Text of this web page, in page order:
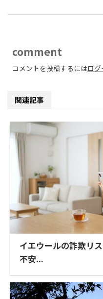
comment
コメントを投稿するにはログ
関連記事
イエウールの詐欺リ
不安...